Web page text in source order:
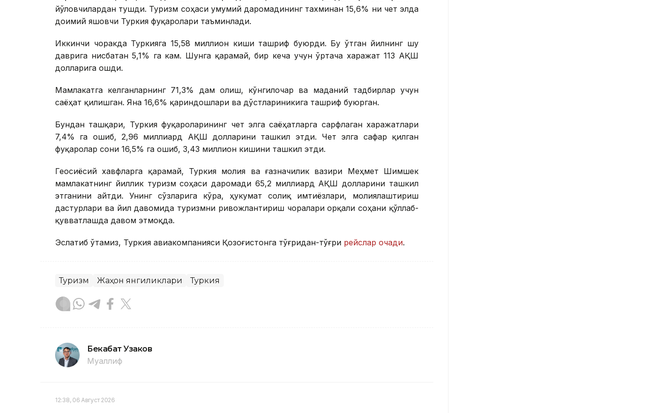
йўловчилардан тушди. Туризм соҳаси умумий даромадининг тахминан 15,6% ни чет элда
доимий яшовчи Туркия фуқаролари таъминлади.
Иккинчи чоракда Туркияга 15,58 миллион киши ташриф буюрди. Бу ўтган йилнинг шу
даврига нисбатан 5,1% га кам. Шунга қарамай, бир кеча учун ўртача харажат 113 АҚШ
долларига ошди.
Мамлакатга келганларнинг 71,3% дам олиш, кўнгилочар ва маданий тадбирлар учун
саёҳат қилишган. Яна 16,6% қариндошлари ва дўстлариникига ташриф буюрган.
Бундан ташқари, Туркия фуқароларининг чет элга саёҳатларга сарфлаган харажатлари
7,4% га ошиб, 2,96 миллиард АҚШ долларини ташкил этди. Чет элга сафар қилган
фуқаролар сони 16,5% га ошиб, 3,43 миллион кишини ташкил этди.
Геосиёсий хавфларга қарамай, Туркия молия ва ғазначилик вазири Меҳмет Шимшек
мамлакатнинг йиллик туризм соҳаси даромади 65,2 миллиард АҚШ долларини ташкил
этганини айтди. Унинг сўзларига кўра, ҳукумат солиқ имтиёзлари, молиялаштириш
дастурлари ва йил давомида туризмни ривожлантириш чоралари орқали соҳани қўллаб-
қувватлашда давом этмоқда.
Эслатиб ўтамиз, Туркия авиакомпанияси Қозоғистонга тўғридан-тўғри рейслар очади.
Туризм Жаҳон янгиликлари Туркия
Бекабат Узаков
Муаллиф
12:38, 06 Август 2026